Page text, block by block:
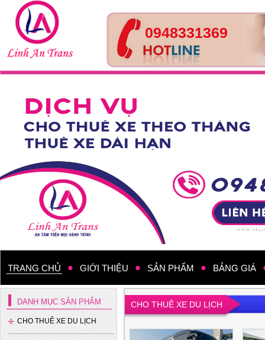
0948331369
TRANG CHỦ GIỚI THIỆU SẢN PHẨM BẢNG GIÁ
DANH MỤC SẢN PHẨM
CHO THUÊ XE DU LỊCH
Xe 29 chỗ - Huyndai
County
CHO THUÊ XE DU LỊCH